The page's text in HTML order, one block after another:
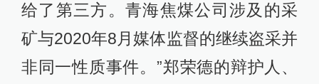
给了第三方。青海焦煤公司涉及的采
矿与2020年8月媒体监督的继续盗采并
非同一性质事件。”郑荣德的辩护人、